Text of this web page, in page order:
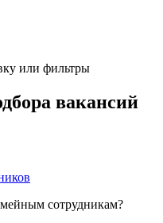
или фильтры
вакансий
сотрудникам?